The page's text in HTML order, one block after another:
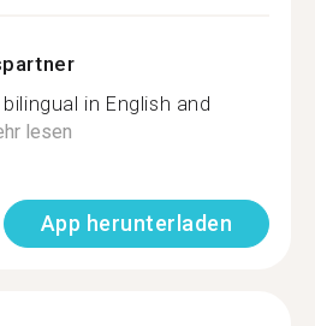
in English and
lesen
App herunterladen